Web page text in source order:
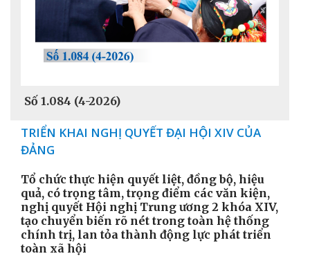
Số 1.084 (4-2026)
TRIỂN KHAI NGHỊ QUYẾT ĐẠI HỘI XIV CỦA
ĐẢNG
Tổ chức thực hiện quyết liệt, đồng bộ, hiệu
quả, có trọng tâm, trọng điểm các văn kiện,
nghị quyết Hội nghị Trung ương 2 khóa XIV,
tạo chuyển biến rõ nét trong toàn hệ thống
chính trị, lan tỏa thành động lực phát triển
toàn xã hội